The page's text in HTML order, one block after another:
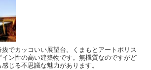
でカッコいい展望台。くまもとアートポリス
ン性の高い建築物です。無機質なのですがど
じる不思議な魅力があります。